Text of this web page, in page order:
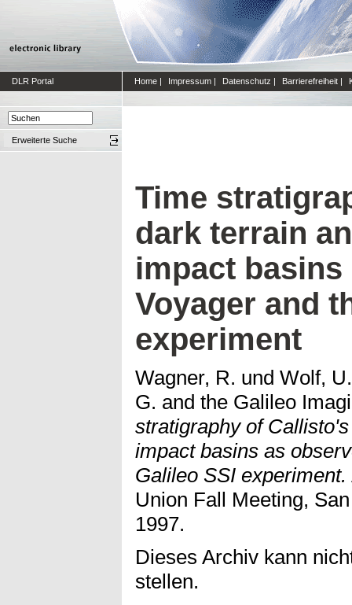
DLR Portal Home | Impressum | Datenschutz | Barrierefreiheit |
Erweiterte Suche
Time
dark terrain
impact
Voyager and
experiment
Wagner, R. und Wolf, U.
G. and the Galileo
stratigraphy of
impact basins as
Galileo SSI experiment.
Union Fall Meeting,
1997.
Dieses Archiv kann
stellen.